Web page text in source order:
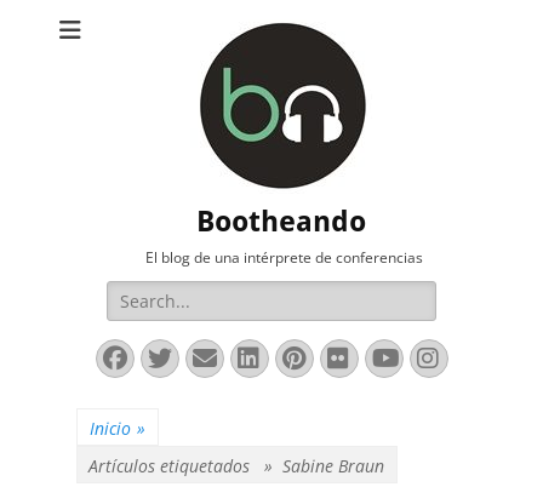
Bootheando
El blog de una intérprete de conferencias
Buscar:
Facebook
Twitter
Correo
electrónico
LinkedIn
Pinterest
FlickrYouTube
Inicio »
Artículos etiquetados » Sabine Braun